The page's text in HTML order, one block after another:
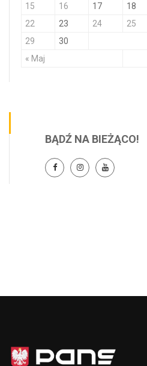
« Maj
15
16 17 18
22
23 24 25
29
30
BĄDŹ NA BIEŻĄCO!